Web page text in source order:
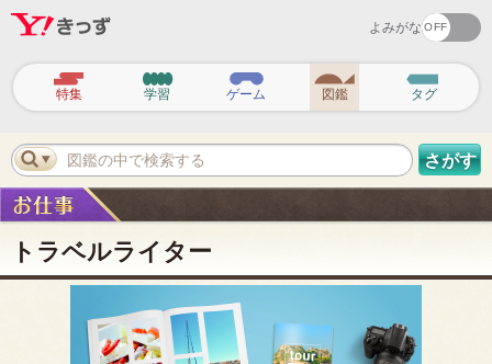
よみがな
ビ
ゲ
ー
シ
ョ
特集 学習 ゲーム 図鑑 タグ
図鑑の中で検索する さがす
トラベルライター